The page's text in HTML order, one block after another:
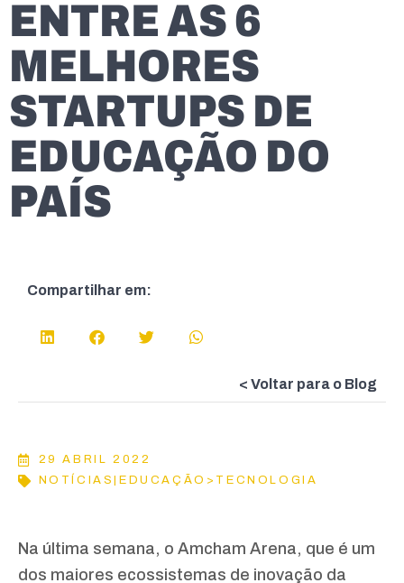
ENTRE AS 6
MELHORES
STARTUPS DE
EDUCAÇÃO DO
PAÍS
Compartilhar em:
< Voltar para o Blog
29 ABRIL 2022
NOTÍCIAS|EDUCAÇÃO>TECNOLOGIA
Na última semana, o Amcham Arena, que é um
dos maiores ecossistemas de inovação da